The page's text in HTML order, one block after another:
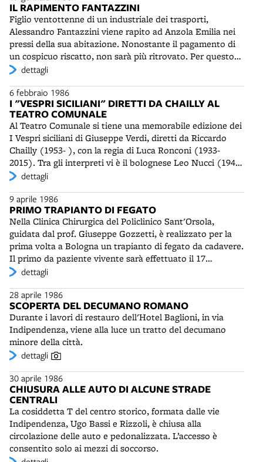
tagliare le spese militari e incrementare quelle sociali. Il 6
agosto successivo, anniversario dell'olocausto nucleare di
Hiroshima e Nagasaki, l'Adn istituirà "l'ora del silenzio",
per ricordare quella tragedia e l'orrore di tutte le guerre.
IL RAPIMENTO FANTAZZINI
Figlio ventottenne di un industriale dei trasporti,
Alessandro Fantazzini viene rapito ad Anzola Emilia nei
pressi della sua abitazione. Nonostante il pagamento di
un cospicuo riscatto, non sarà più ritrovato. Per questo
delitto nel giugno 1989 verranno condannati a 30 anni di
minori spetteranno ad altri componenti della banda.
dettagli
6 febbraio 1986
I "VESPRI SICILIANI" DIRETTI DA CHAILLY AL
TEATRO COMUNALE
Al Teatro Comunale si tiene una memorabile edizione dei
I Vespri siciliani di Giuseppe Verdi, diretti da Riccardo
Chailly (1953- ), con la regia di Luca Ronconi (1933-
2015). Tra gli interpreti vi è il bolognese Leo Nucci (1942-
), nella parte di Guido di Monforte. Il celebre
"uno spettacolo di tradizione, bellissimo, molto colorato
e molto siciliano".
dettagli
9 aprile 1986
PRIMO TRAPIANTO DI FEGATO
Nella Clinica Chirurgica del Policlinico Sant'Orsola,
guidata dal prof. Giuseppe Gozzetti, è realizzato per la
prima volta a Bologna un trapianto di fegato da cadavere.
Il primo da paziente vivente sarà effettuato il 17
dicembre 2004.
dettagli
28 aprile 1986
SCOPERTA DEL DECUMANO ROMANO
Durante i lavori di restauro dell'Hotel Baglioni, in via
Indipendenza, viene alla luce un tratto del decumano
minore della città.
dettagli
30 aprile 1986
CHIUSURA ALLE AUTO DI ALCUNE STRADE
CENTRALI
La cosiddetta T del centro storico, formata dalle vie
Indipendenza, Ugo Bassi e Rizzoli, è chiusa alla
circolazione delle auto e pedonalizzata. L’accesso è
consentito solo ai mezzi di soccorso.